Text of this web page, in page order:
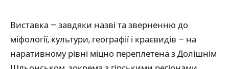
Виставка – завдяки назві та зверненню до
міфології, культури, географії і краєвидів – на
наративному рівні міцно переплетена з Долішнім